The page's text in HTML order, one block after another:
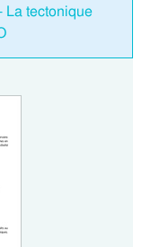
La tectonique